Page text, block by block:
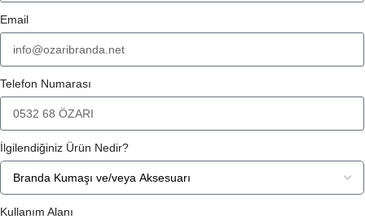
Email
Telefon Numarası
İlgilendiğiniz Ürün Nedir?
Kullanım Alanı